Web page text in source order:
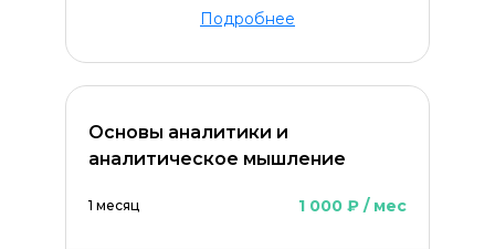
Подробнее
Основы аналитики и
аналитическое мышление
1 месяц 1 000 ₽ / мес